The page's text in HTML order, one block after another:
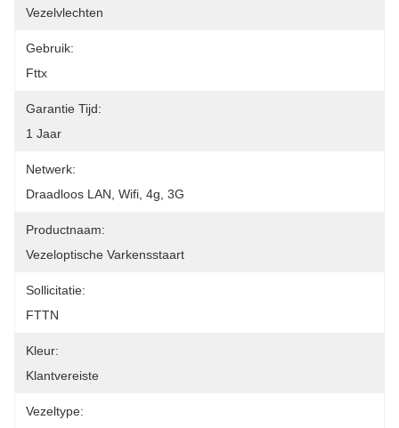
Vezelvlechten
Gebruik:
Fttx
Garantie Tijd:
1 Jaar
Netwerk:
Draadloos LAN, Wifi, 4g, 3G
Productnaam:
Vezeloptische Varkensstaart
Sollicitatie:
FTTN
Kleur:
Klantvereiste
Vezeltype: